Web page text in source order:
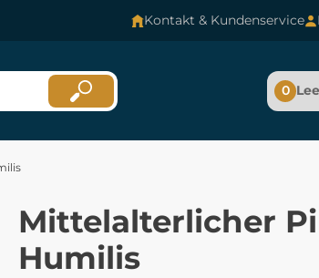
Kontakt & Kundenservice
0
Mittelalterlicher
Humilis